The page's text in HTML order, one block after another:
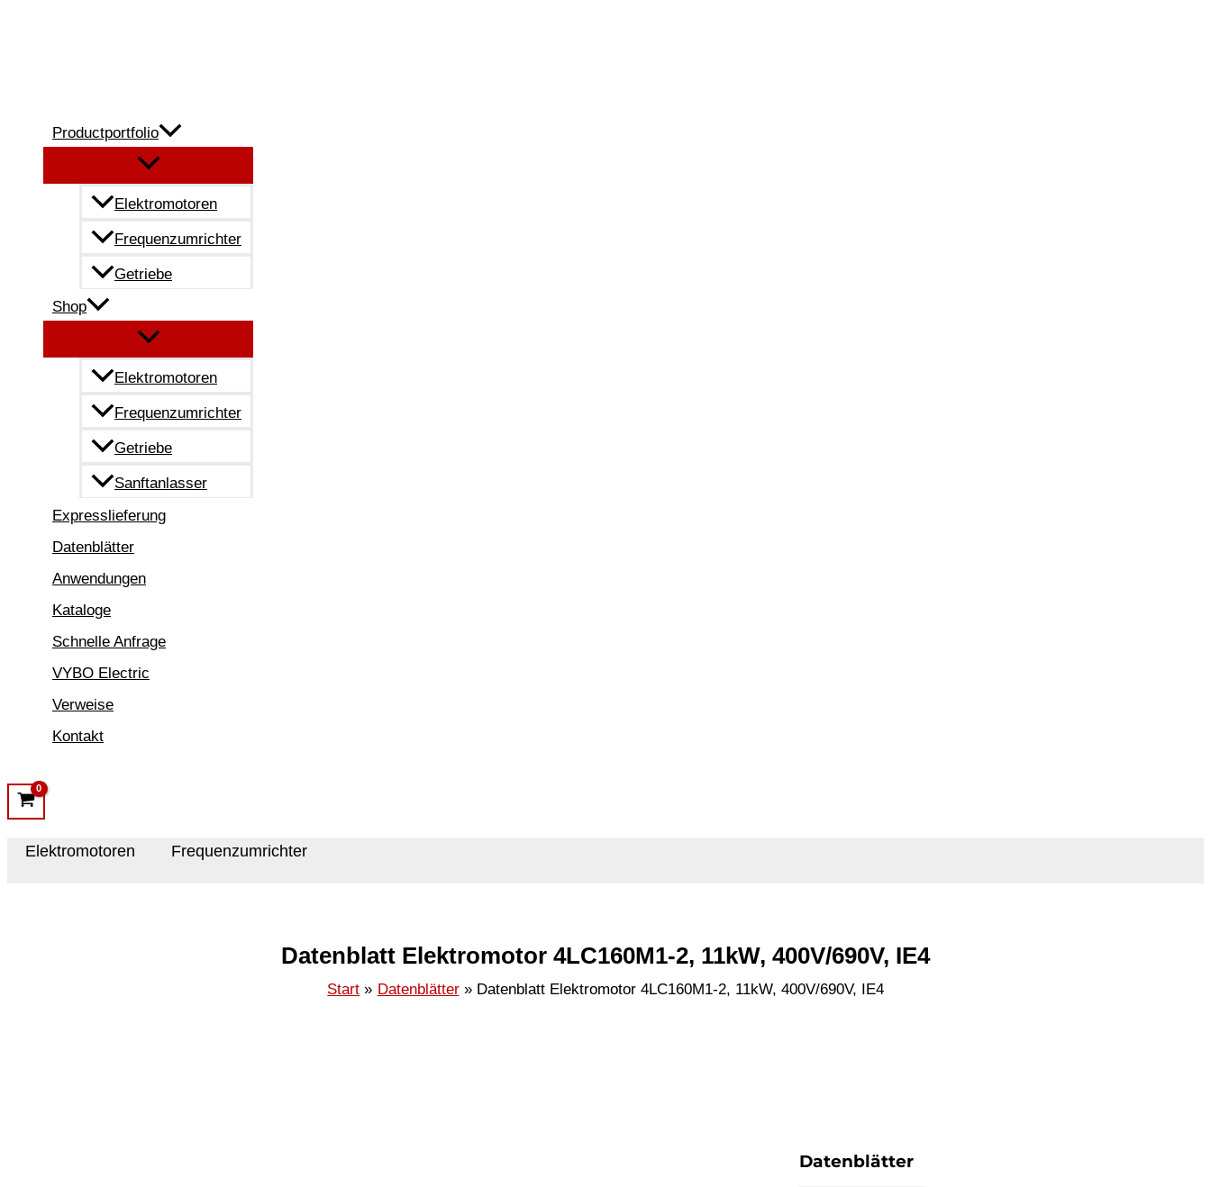
Productportfolio
Elektromotoren
Frequenzumrichter
Getriebe
Shop
Elektromotoren
Frequenzumrichter
Getriebe
Sanftanlasser
Expresslieferung
Datenblätter
Anwendungen
Kataloge
Schnelle Anfrage
VYBO Electric
Verweise
Kontakt
Elektromotoren Frequenzumrichter
Datenblatt Elektromotor 4LC160M1-2, 11kW, 400V/690V, IE4
Start Datenblätter Datenblatt Elektromotor 4LC160M1-2, 11kW, 400V/690V, IE4
Datenblätter